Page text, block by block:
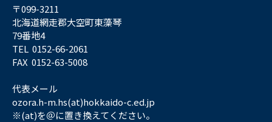
〒099-3211
北海道網走郡大空町東藻琴
79番地4
TEL 0152-66-2061
FAX 0152-63-5008
代表メール
ozora.h-m.hs(at)hokkaido-c.ed.jp
※(at)を＠に置き換えてください。